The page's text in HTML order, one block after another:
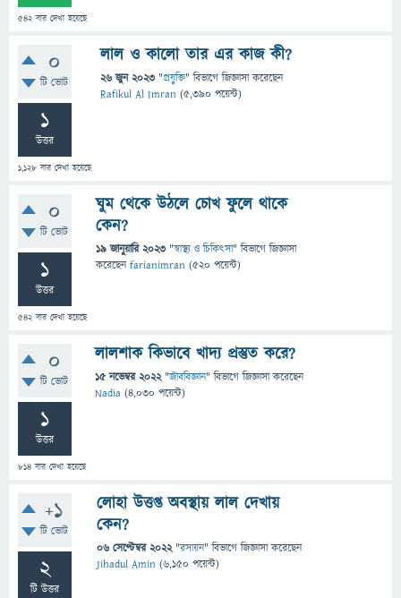
542বার দেখা হয়েছে
0
টি ভোট
1
উত্তর
1,128 বার দেখা হয়েছে
লাল ও কালো তার এর কাজ কী?
26 জুন 2023 "প্রযুক্তি" বিভাগে জিজ্ঞাসাকরেছেন
Rafikul Al Imran (5,390 পয়েন্ট)
0
টি ভোট
1
উত্তর
542বার দেখা হয়েছে
ঘুম থেকে উঠলে চোখ ফুলে থাকে
কেন?
19 জানুয়ারি 2023 "স্বাস্থ্য ও চিকিৎসা" বিভাগে জিজ্ঞাসা
করেছেনfarianimran (520 পয়েন্ট)
0
টি ভোট
1
উত্তর
814 বার দেখা হয়েছে
লালশাক কিভাবে খাদ্য প্রস্তুত করে?
15 নভেম্বর 2022 "জীববিজ্ঞান" বিভাগে জিজ্ঞাসাকরেছেন
Nadia (4,030 পয়েন্ট)
+1
টি ভোট
2
টি উত্তর
লোহা উত্তপ্ত অবস্থায় লাল দেখায়
কেন?
06 সেপ্টেম্বর 2022 "রসায়ন" বিভাগে জিজ্ঞাসাকরেছেন
Jihadul Amin (6,150 পয়েন্ট)